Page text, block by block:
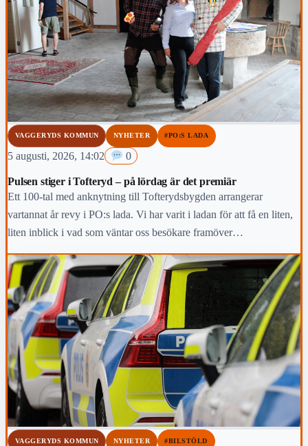
VAGGERYDS KOMMUN NYHETER #PO:S LADA
5 augusti, 2026, 14:02 0
Pulsen stiger i Tofteryd – på lördag är det premiär
Ett 100-tal med anknytning till Tofterydsbygden arrangerar
vartannat år revy i PO:s lada. Vi har varit i ladan för att få en liten,
liten inblick i vad som väntar oss besökare framöver…
VAGGERYDS KOMMUN NYHETER #BILSTÖLD